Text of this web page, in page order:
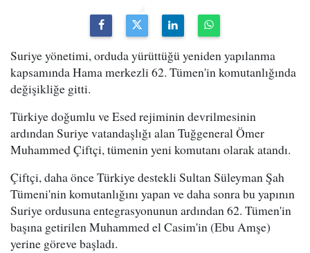
Suriye yönetimi, orduda yürüttüğü yeniden yapılanma
kapsamında Hama merkezli 62. Tümen'in komutanlığında
değişikliğe gitti.
Türkiye doğumlu ve Esed rejiminin devrilmesinin
ardından Suriye vatandaşlığı alan Tuğgeneral Ömer
Muhammed Çiftçi, tümenin yeni komutanı olarak atandı.
Çiftçi, daha önce Türkiye destekli Sultan Süleyman Şah
Tümeni'nin komutanlığını yapan ve daha sonra bu yapının
Suriye ordusuna entegrasyonunun ardından 62. Tümen'in
başına getirilen Muhammed el Casim'in (Ebu Amşe)
yerine göreve başladı.